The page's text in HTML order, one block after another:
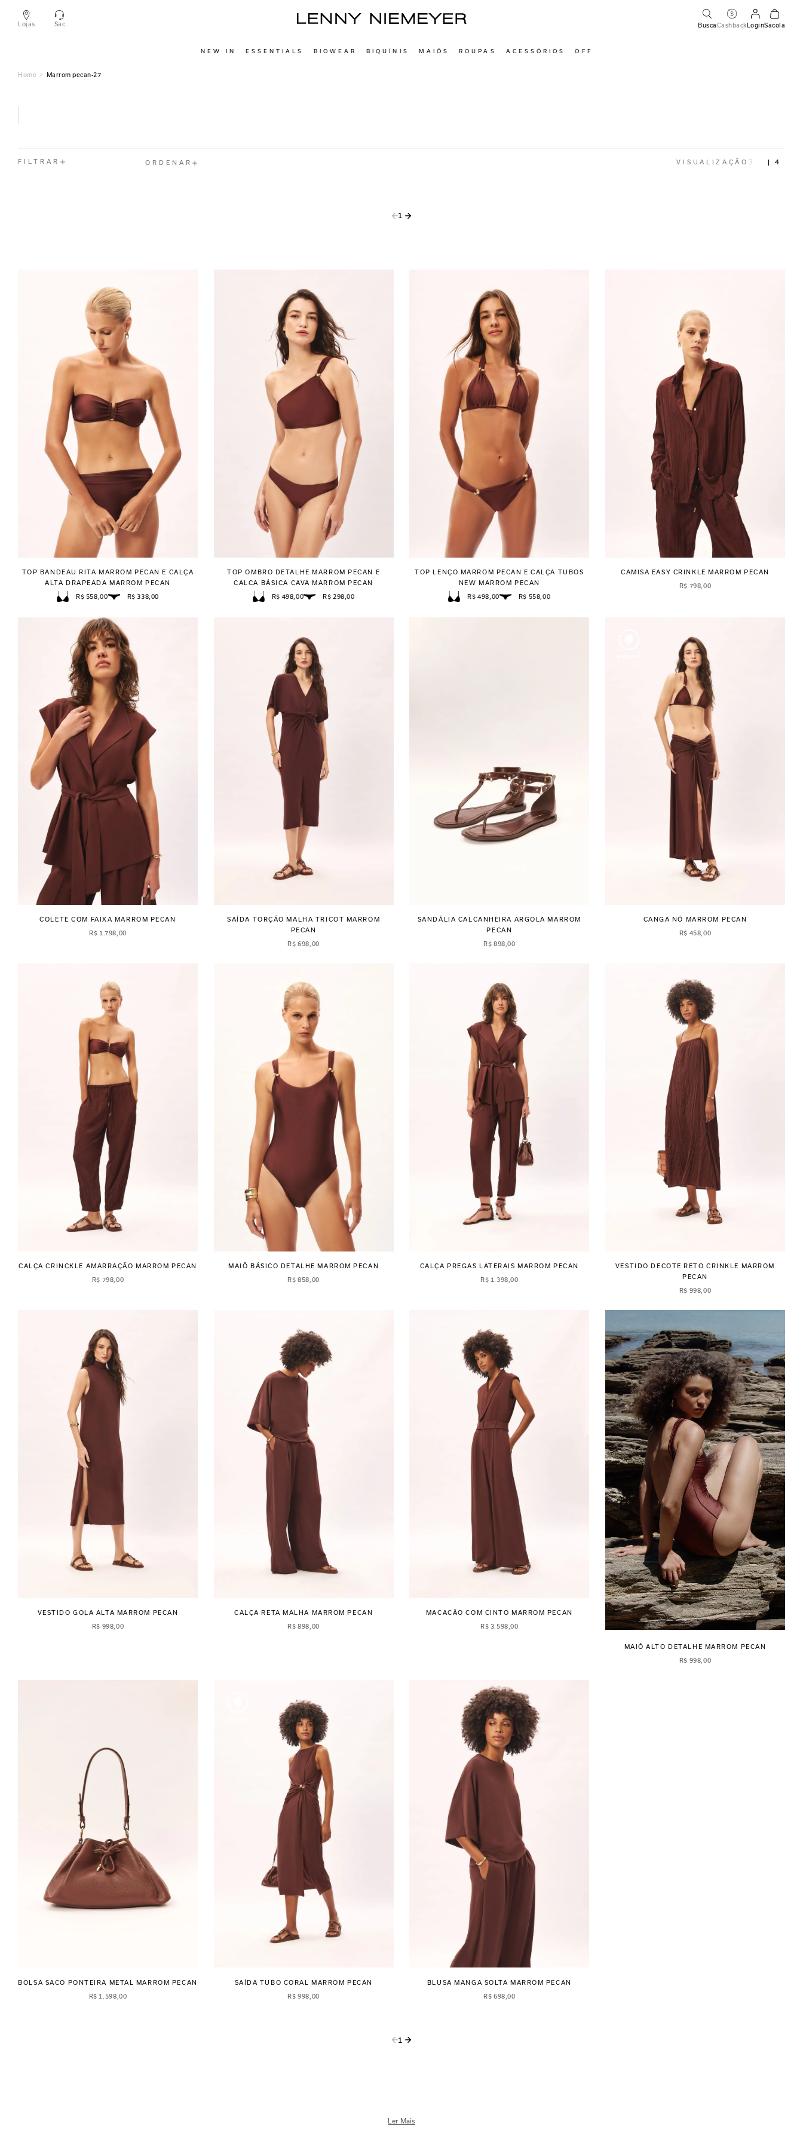
Lojas Sac BuscaCashbackLoginSacola
NEW IN ESSENTIALS BIOWEAR BIQUÍNIS MAIÔS ROUPAS ACESSÓRIOS OFF
Marrom pecan-27
FILTRAR ORDENAR 3 4
1
TOP BANDEAU RITA MARROM PECAN E CALÇA
ALTA DRAPEADA MARROM PECAN
R$ 558,00
R$ 338,00
TOP OMBRO DETALHE MARROM PECAN E
CALCA BÁSICA CAVA MARROM PECAN
R$ 498,00
R$ 298,00
TOP LENÇO MARROM PECAN E CALÇA TUBOS
NEW MARROM PECAN
R$ 498,00
R$ 558,00
CAMISA EASY CRINKLE MARROM PECAN
R$ 798 00
COLETE COM FAIXA MARROM PECAN
R$ 1 .798 00
SAÍDA TORÇÃO MALHA TRICOT MARROM
PECAN
R$ 698 00
SANDÁLIA CALCANHEIRA ARGOLA MARROM
PECAN
R$ 898 ,00
CANGA NÓ MARROM PECAN
R$ 458 00
CALÇA CRINCKLE AMARRAÇÃO MARROM PECAN
R$ 798 ,00
MAIÔ BÁSICO DETALHE MARROM PECAN
R$ 858 00
CALÇA PREGAS LATERAIS MARROM PECAN
R$ 1 398 ,00
VESTIDO DECOTE RETO CRINKLE MARROM
PECAN
R$ 998 00
VESTIDO GOLA ALTA MARROM PECAN
R$ 998 ,00
CALÇA RETA MALHA MARROM PECAN
R$ 898 00
MACACÃO COM CINTO MARROM PECAN
R$ 3 598 ,00
MAIÔ ALTO DETALHE MARROM PECAN
R$ 998 00
BOLSA SACO PONTEIRA METAL MARROM PECAN
R$ 1 598 ,00
SAÍDA TUBO CORAL MARROM PECAN
R$ 998 00
BLUSA MANGA SOLTA MARROM PECAN
R$ 698 ,00
1
Ler Mais